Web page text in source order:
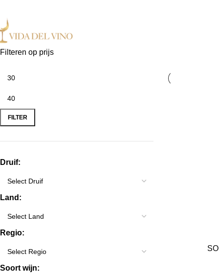
Filteren op prijs
FILTER
Druif:
Land:
Regio:
Soort wijn: